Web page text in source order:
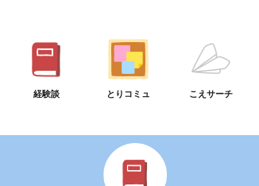
経験談 とりコミュ こえサーチ